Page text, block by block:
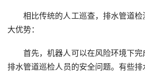
相比传统的人工巡查，排水管道
大优势：
首先，机器人可以在风险环境下
排水管道巡检人员的安全问题。有些